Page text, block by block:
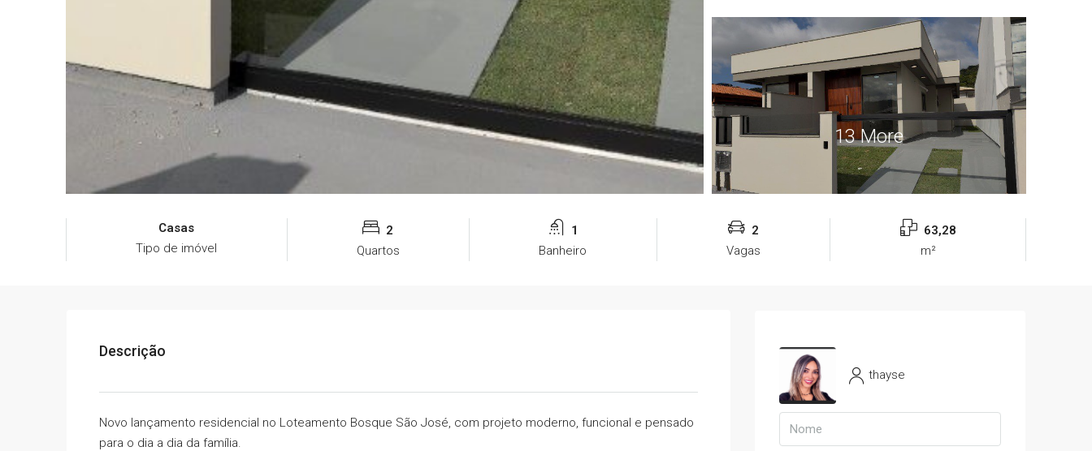
13 More
Casas
Tipo de imóvel
2
Quartos
1
Banheiro
2
Vagas
63,28
m²
Descrição
Novo lançamento residencial no Loteamento Bosque São José, com projeto moderno, funcional e pensado
para o dia a dia da família.
thayse